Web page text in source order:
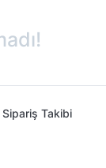
Sipariş Takibi